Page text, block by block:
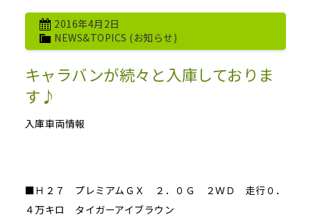
2016年4月2日
NEWS&TOPICS (お知らせ)
キャラバンが続々と入庫しておりま
す♪
入庫車両情報
■Ｈ２７ プレミアムＧＸ ２．０Ｇ ２ＷＤ 走行０．
４万キロ タイガーアイブラウン